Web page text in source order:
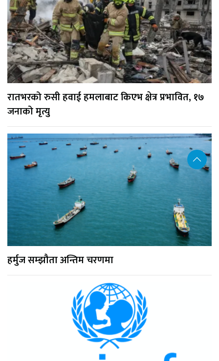
रातभरको रुसी हवाई हमलाबाट किएभ क्षेत्र प्रभावित, १७
जनाको मृत्यु
हर्मुज सम्झौता अन्तिम चरणमा